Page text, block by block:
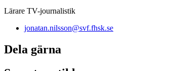
Lärare TV-journalistik
jonatan.nilsson@svf.fhsk.se
Dela gärna